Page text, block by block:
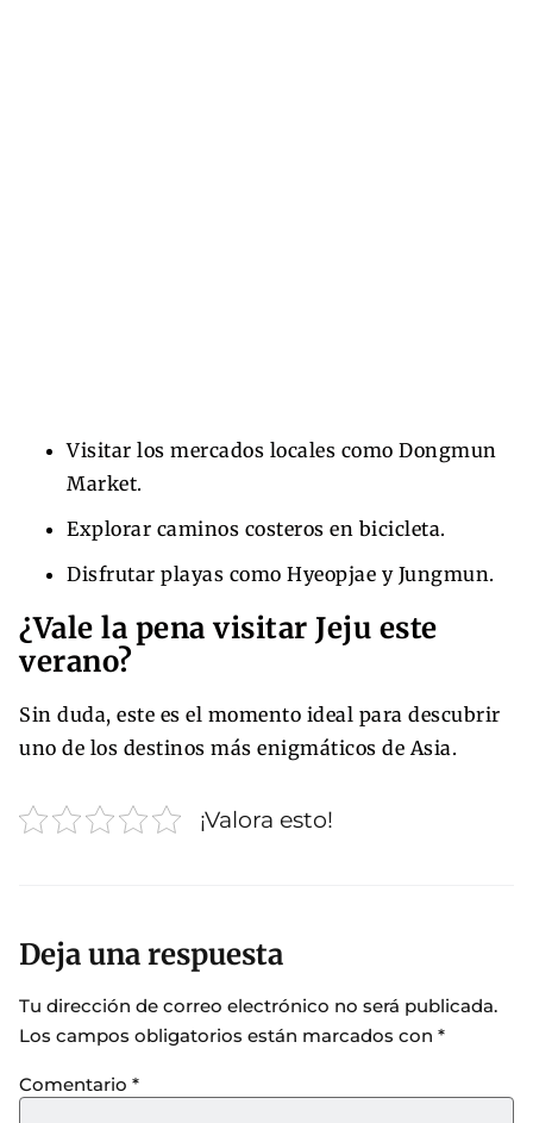
Visitar los mercados locales como Dongmun
Market.
Explorar caminos costeros en bicicleta.
Disfrutar playas como Hyeopjae y Jungmun.
¿Vale la pena visitar Jeju este
verano?
Sin duda, este es el momento ideal para descubrir
uno de los destinos más enigmáticos de Asia.
¡Valora esto!
Deja una respuesta
Tu dirección de correo electrónico no será publicada.
Los campos obligatorios están marcados con *
Comentario *